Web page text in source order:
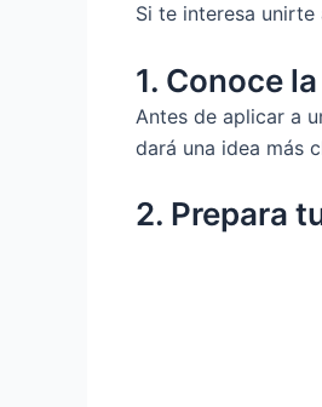
Si te interesa
1. Conoce
Antes de aplicar a
dará una idea más
2. Prepara